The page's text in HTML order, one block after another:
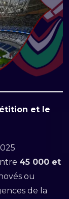
et le
45 000 et
ou
de la